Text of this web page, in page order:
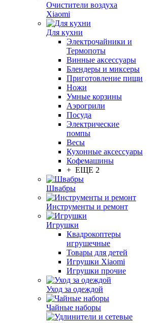
Очистители воздуха
Xiaomi
Для кухни
Электрочайники и
Термопоты
Винные аксессуары
Блендеры и миксеры
Приготовление пищи
Ножи
Умные корзины
Аэрогрили
Посуда
Электрические
помпы
Весы
Кухонные аксессуары
Кофемашины
+ ЕЩЕ 2
Швабры
Инструменты и ремонт
Игрушки
Квадрокоптеры
игрушечные
Товары для детей
Игрушки Xiaomi
Игрушки прочие
Уход за одеждой
Чайные наборы